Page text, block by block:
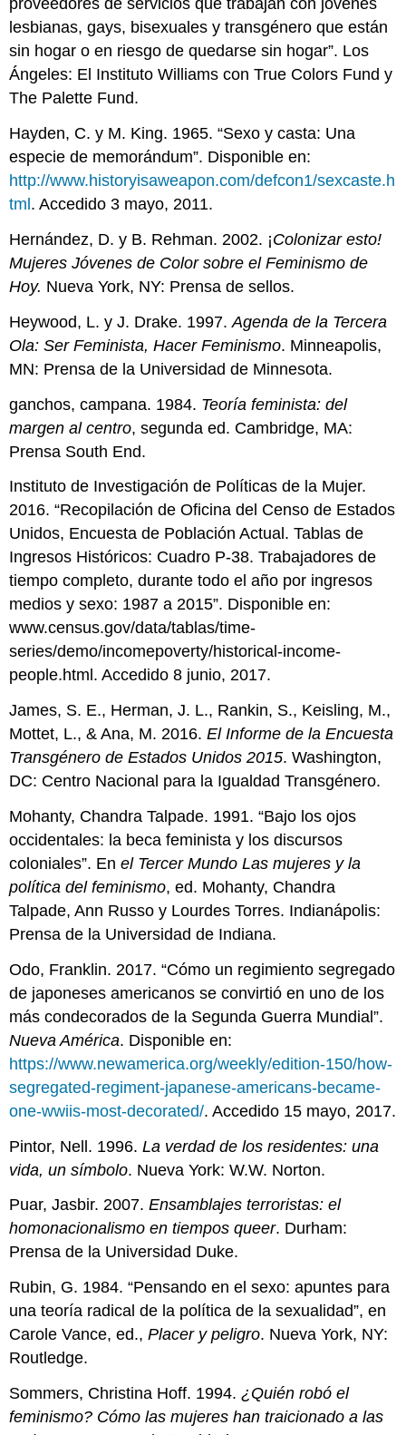
proveedores de servicios que trabajan con jóvenes
lesbianas, gays, bisexuales y transgénero que están
sin hogar o en riesgo de quedarse sin hogar”. Los
Ángeles: El Instituto Williams con True Colors Fund y
The Palette Fund.
Hayden, C. y M. King. 1965. “Sexo y casta: Una
especie de memorándum”. Disponible en:
http://www.historyisaweapon.com/defcon1/sexcaste.h
tml . Accedido 3 mayo, 2011.
Hernández, D. y B. Rehman. 2002. ¡Colonizar esto!
Mujeres Jóvenes de Color sobre el Feminismo de
Hoy. Nueva York, NY: Prensa de sellos.
Heywood, L. y J. Drake. 1997.Agenda de la Tercera
Ola: Ser Feminista, Hacer Feminismo. Minneapolis,
MN: Prensa de la Universidad de Minnesota.
ganchos, campana. 1984. Teoría feminista: del
margen al centro, segunda ed. Cambridge, MA:
Prensa South End.
Instituto de Investigación de Políticas de la Mujer.
2016. “Recopilación de Oficina del Censo de Estados
Unidos, Encuesta de Población Actual. Tablas de
Ingresos Históricos: Cuadro P-38. Trabajadores de
tiempo completo, durante todo el año por ingresos
medios y sexo: 1987 a 2015”. Disponible en:
www.census.gov/data/tablas/time-
series/demo/incomepoverty/historical-income-
people.html. Accedido 8 junio, 2017.
James, S. E., Herman, J. L., Rankin, S., Keisling, M.,
Mottet, L., & Ana, M. 2016.El Informe de la Encuesta
Transgénero de Estados Unidos 2015. Washington,
DC: Centro Nacional para la Igualdad Transgénero.
Mohanty, Chandra Talpade. 1991. “Bajo los ojos
occidentales: la beca feminista y los discursos
coloniales”. Enel Tercer Mundo Las mujeres y la
política del feminismo, ed. Mohanty, Chandra
Talpade, Ann Russo y Lourdes Torres. Indianápolis:
Prensa de la Universidad de Indiana.
Odo, Franklin. 2017. “Cómo un regimiento segregado
de japoneses americanos se convirtió en uno de los
más condecorados de la Segunda Guerra Mundial”.
Nueva América. Disponible en:
https://www.newamerica.org/weekly/edition-150/how-
segregated-regiment-japanese-americans-became-
one-wwiis-most-decorated/. Accedido 15 mayo, 2017.
Pintor, Nell. 1996.La verdad de los residentes: una
vida, un símbolo. Nueva York: W.W. Norton.
Puar, Jasbir. 2007.Ensamblajes terroristas: el
homonacionalismo en tiempos queer. Durham:
Prensa de la Universidad Duke.
Rubin, G. 1984. “Pensando en el sexo: apuntes para
una teoría radical de la política de la sexualidad”, en
Carole Vance, ed.,Placer y peligro. Nueva York, NY:
Routledge.
Sommers, Christina Hoff. 1994.¿Quién robó el
feminismo? Cómo las mujeres han traicionado a las